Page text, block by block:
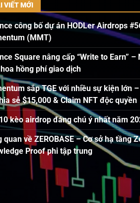
VIẾT MỚI
công bố dự án HODLer Airdrops
(MMT)
Square nâng cấp “Write to Earn” –
hồng phí giao dịch
sắp TGE với nhiều sự kiện lớn
sẻ $15,000 & Claim NFT độc quyền
kèo airdrop đáng chú ý nhất năm
quan về ZEROBASE – Cơ sở hạ tầng
Proof phi tập trung